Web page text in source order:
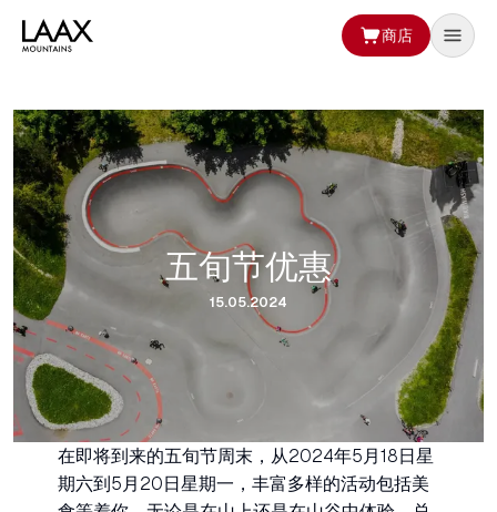
商店
五旬节优惠
15.05.2024
在即将到来的五旬节周末，从2024年5月18日星
期六到5月20日星期一，丰富多样的活动包括美